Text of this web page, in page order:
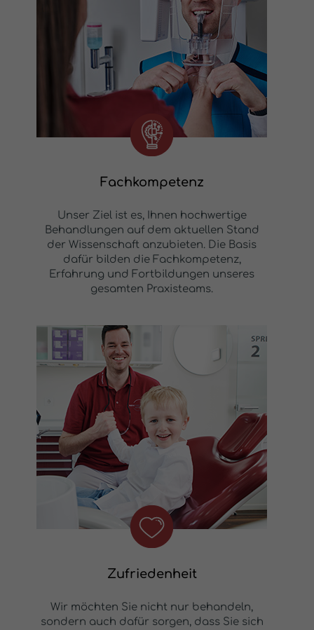
Fachkompetenz
Unser Ziel ist es, Ihnen hochwertige
Behandlungen auf dem aktuellen Stand
der Wissenschaft anzubieten. Die Basis
dafür bilden die Fachkompetenz,
Erfahrung und Fortbildungen unseres
gesamten Praxisteams.
Zufriedenheit
Wir möchten Sie nicht nur behandeln,
sondern auch dafür sorgen, dass Sie sich